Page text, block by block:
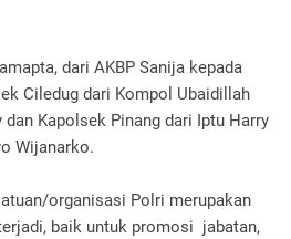
dari AKBP Sanija kepada
Ciledug dari Kompol Ubaidillah
dan Kapolsek Pinang dari Iptu Harry
Wijanarko.
organisasi Polri merupakan
baik untuk promosi jabatan,